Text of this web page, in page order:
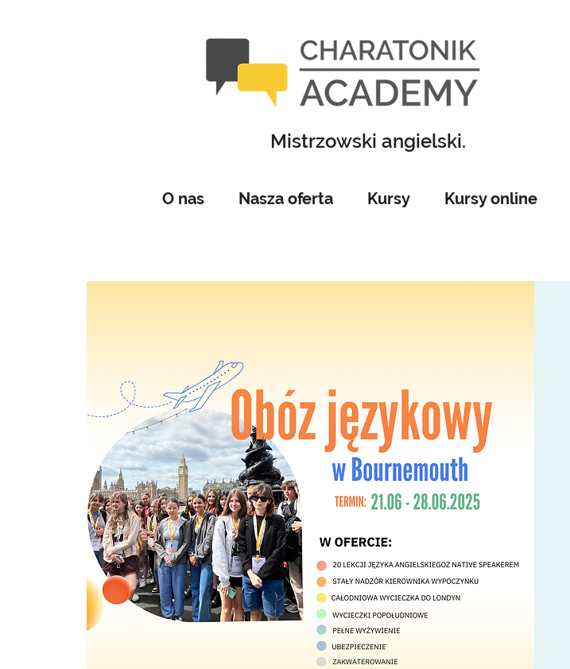
O nas Nasza oferta Kursy Kursy online
Mistrzowski angielski.